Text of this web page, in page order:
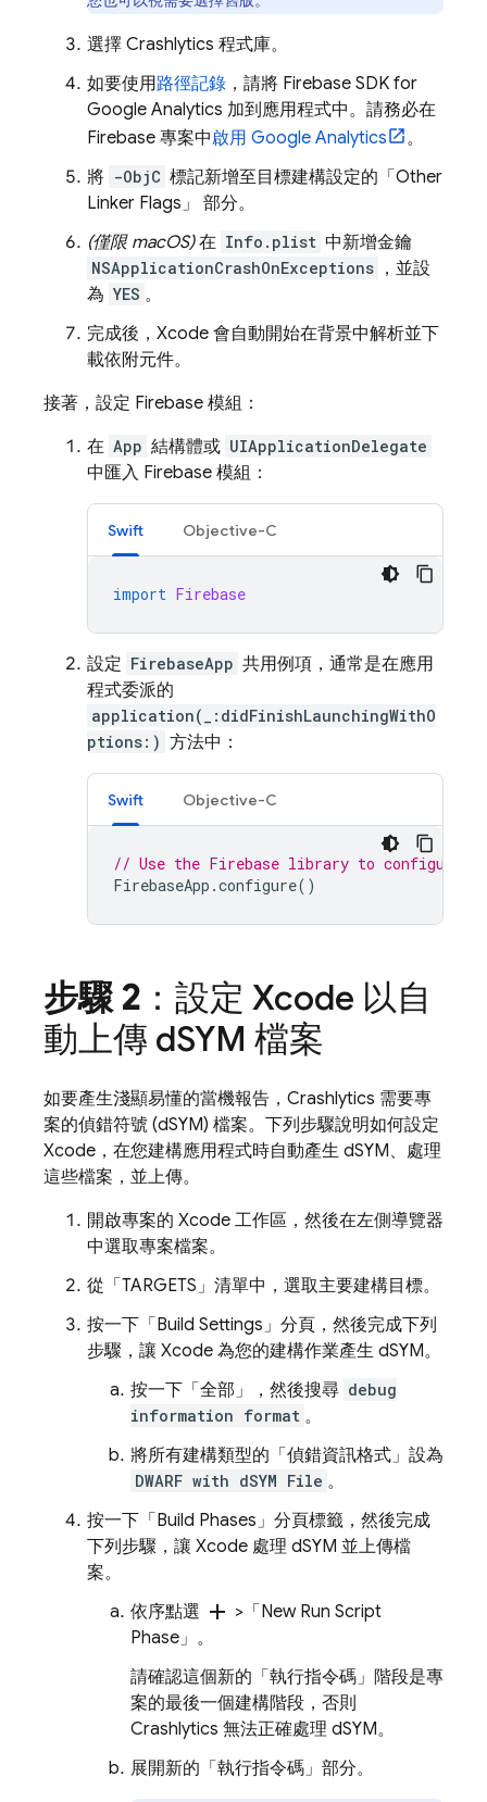
選擇 Crashlytics 程式庫。
如要使用路徑記錄 ，請將 Firebase SDK for
Google Analytics 加到應用程式中。請務必在
Firebase 專案中啟用 Google Analytics
。
將 -ObjC 標記新增至目標建構設定的「Other
Linker Flags」
部分。
(僅限 macOS)在 Info.plist 中新增金鑰
NSApplicationCrashOnExceptions ，並設
為 YES 。
完成後，Xcode 會自動開始在背景中解析並下
載依附元件。
接著，設定 Firebase 模組：
在 App 結構體或 UIApplicationDelegate
中匯入 Firebase 模組：
Swift Objective-C
import Firebase
設定 FirebaseApp 共用例項，通常是在應用
程式委派的
application(_:didFinishLaunchingWithO
ptions:) 方法中：
Swift Objective-C
// Use the Firebase library to configure
FirebaseApp .configure()
步驟 2 ：設定 Xcode 以自
動上傳 dSYM 檔案
如要產生淺顯易懂的當機報告， Crashlytics 需要專
案的偵錯符號 (dSYM) 檔案。下列步驟說明如何設定
Xcode，在您建構應用程式時自動產生 dSYM、處理
這些檔案，並上傳。
開啟專案的 Xcode 工作區，然後在左側導覽器
中選取專案檔案。
從「TARGETS」 清單中，選取主要建構目標。
按一下「Build Settings」 分頁，然後完成下列
步驟，讓 Xcode 為您的建構作業產生 dSYM。
按一下「全部」
，然後搜尋 debug
information format 。
將所有建構類型的「偵錯資訊格式」 設為
DWARF with dSYM File 。
按一下「Build Phases」分頁標籤，然後完成
下列步驟，讓 Xcode 處理 dSYM 並上傳檔
案。
依序點選 add >「New Run Script
Phase」 。
請確認這個新的「執行指令碼」 階段是專
案的最後一個建構階段，否則
Crashlytics 無法正確處理 dSYM。
展開新的「執行指令碼」 部分。